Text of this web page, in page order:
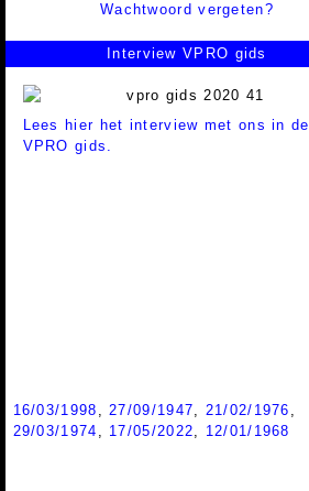
Wachtwoord vergeten?
Interview VPRO gids
Lees hier het interview met ons in de
VPRO gids.
16/03/1998 ,27/09/1947, 21/02/1976 ,
29/03/1974 , 17/05/2022, 12/01/1968